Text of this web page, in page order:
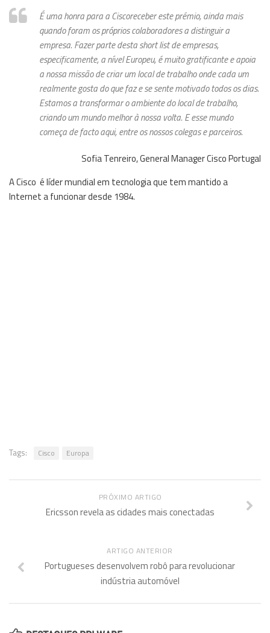
É uma honra para aCiscoreceber este prémio, ainda mais
quando foram os próprios colaboradores a distinguir a
empresa. Fazer parte desta short list de empresas,
especificamente, a nível Europeu, é muito gratificante e apoia
a nossa missão de criar um local de trabalho onde cada um
realmente gosta do que faz e se sente motivado todos os dias.
Estamos a transformar o ambiente do local de trabalho,
criando um mundo melhor à nossa volta. E esse mundo
começa de facto aqui, entre os nossos colegas e parceiros.
Sofia Tenreiro, General ManagerCiscoPortugal
A Cisco é líder mundial em tecnologia que tem mantido a
Internet a funcionar desde 1984.
Tags: Cisco Europa
PRÓXIMO ARTIGO
Ericsson revela as cidades mais conectadas
ARTIGO ANTERIOR
Portugueses desenvolvem robô para revolucionar
indústria automóvel